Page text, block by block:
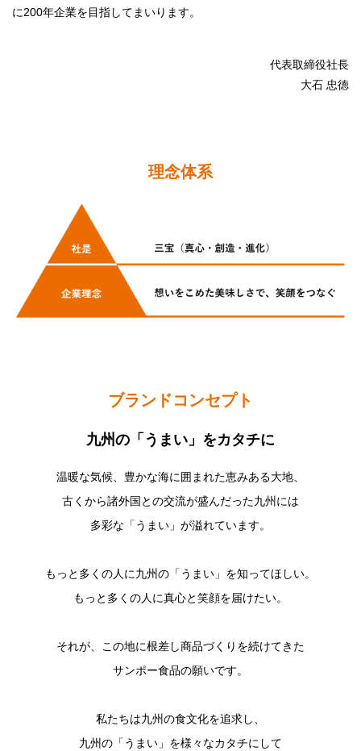
に200年企業を目指してまいります。
代表取締役社長
大石 忠徳
理念体系
ブランドコンセプト
九州の「うまい」をカタチに
温暖な気候、豊かな海に囲まれた恵みある大地、
古くから諸外国との交流が盛んだった九州には
多彩な「うまい」が溢れています。
もっと多くの人に九州の「うまい」を知ってほしい。
もっと多くの人に真心と笑顔を届けたい。
それが、この地に根差し商品づくりを続けてきた
サンポー食品の願いです。
私たちは九州の食文化を追求し、
九州の「うまい」を様々なカタチにして